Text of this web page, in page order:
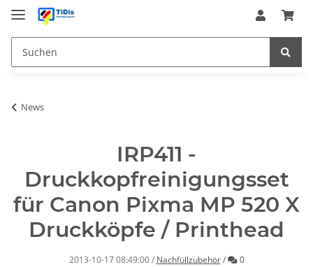
News
IRP411 -
Druckkopfreinigungsset
für Canon Pixma MP 520 X
Druckköpfe / Printhead
2013-10-17 08:49:00 / Nachfüllzubehör / Kommentare
0